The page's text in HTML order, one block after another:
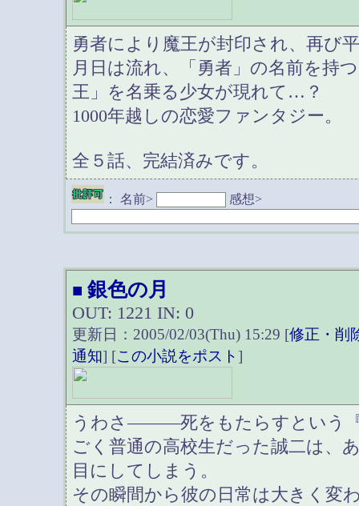
勇者により魔王が封印され、再び
月日は流れ、「勇者」の名前を持
王」を名乗る少女が現れて…？
1000年越しの恋愛ファンタジー。
全５話、完結済みです。
：名前> 感想>
■ 銀色の月
OUT: 1221 IN: 0
更新日：2005/02/03(Thu) 15:29 [修正・削
通知] [この小説をポスト]
うわさ―――死をもたらすという
ごく普通の高校生だった誠二は、
目にしてしまう。
その瞬間から彼の日常は大きく変